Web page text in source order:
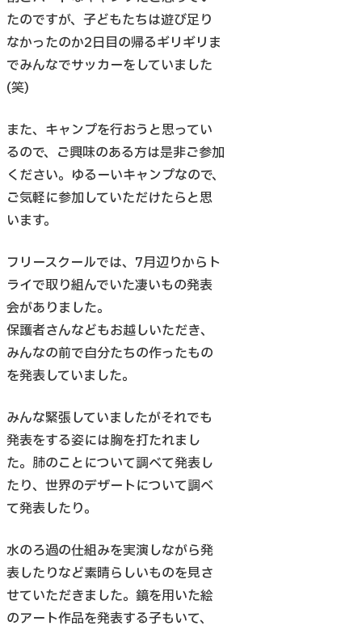
たのですが、子どもたちは遊び足り
なかったのか2日目の帰るギリギリま
でみんなでサッカーをしていました
(笑)
また、キャンプを行おうと思ってい
るので、ご興味のある方は是非ご参加
ください。ゆるーいキャンプなので、
ご気軽に参加していただけたらと思
います。
フリースクールでは、7月辺りからト
ライで取り組んでいた凄いもの発表
会がありました。
保護者さんなどもお越しいただき、
みんなの前で自分たちの作ったもの
を発表していました。
みんな緊張していましたがそれでも
発表をする姿には胸を打たれまし
た。肺のことについて調べて発表し
たり、世界のデザートについて調べ
て発表したり。
水のろ過の仕組みを実演しながら発
表したりなど素晴らしいものを見さ
せていただきました。鏡を用いた絵
のアート作品を発表する子もいて、